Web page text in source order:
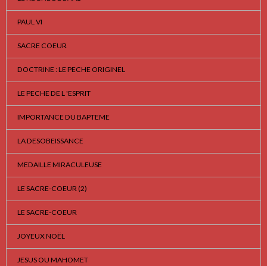
PAUL VI
SACRE COEUR
DOCTRINE : LE PECHE ORIGINEL
LE PECHE DE L 'ESPRIT
IMPORTANCE DU BAPTEME
LA DESOBEISSANCE
MEDAILLE MIRACULEUSE
LE SACRE-COEUR (2)
LE SACRE-COEUR
JOYEUX NOËL
JESUS OU MAHOMET